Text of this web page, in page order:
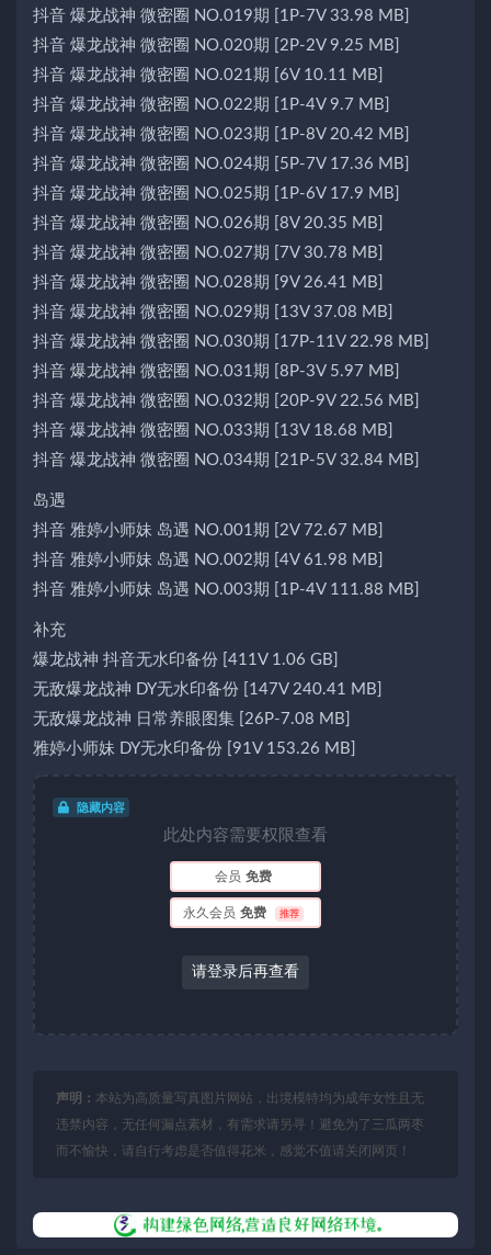
抖音 爆龙战神 微密圈 NO.019期 [1P-7V 33.98 MB]
抖音 爆龙战神 微密圈 NO.020期 [2P-2V 9.25 MB]
抖音 爆龙战神 微密圈 NO.021期 [6V 10.11 MB]
抖音 爆龙战神 微密圈 NO.022期 [1P-4V 9.7 MB]
抖音 爆龙战神 微密圈 NO.023期 [1P-8V 20.42 MB]
抖音 爆龙战神 微密圈 NO.024期 [5P-7V 17.36 MB]
抖音 爆龙战神 微密圈 NO.025期 [1P-6V 17.9 MB]
抖音 爆龙战神 微密圈 NO.026期 [8V 20.35 MB]
抖音 爆龙战神 微密圈 NO.027期 [7V 30.78 MB]
抖音 爆龙战神 微密圈 NO.028期 [9V 26.41 MB]
抖音 爆龙战神 微密圈 NO.029期 [13V 37.08 MB]
抖音 爆龙战神 微密圈 NO.030期 [17P-11V 22.98 MB]
抖音 爆龙战神 微密圈 NO.031期 [8P-3V 5.97 MB]
抖音 爆龙战神 微密圈 NO.032期 [20P-9V 22.56 MB]
抖音 爆龙战神 微密圈 NO.033期 [13V 18.68 MB]
抖音 爆龙战神 微密圈 NO.034期 [21P-5V 32.84 MB]
岛遇
抖音 雅婷小师妹 岛遇 NO.001期 [2V 72.67 MB]
抖音 雅婷小师妹 岛遇 NO.002期 [4V 61.98 MB]
抖音 雅婷小师妹 岛遇 NO.003期 [1P-4V 111.88 MB]
补充
爆龙战神 抖音无水印备份 [411V 1.06 GB]
无敌爆龙战神 DY无水印备份 [147V 240.41 MB]
无敌爆龙战神 日常养眼图集 [26P-7.08 MB]
雅婷小师妹 DY无水印备份 [91V 153.26 MB]
隐藏内容
此处内容需要权限查看
会员 免费
永久会员 免费 推荐
请登录后再查看
声明： 本站为高质量写真图片网站，出境模特均为成年女性且无
违禁内容，无任何漏点素材，有需求请另寻！避免为了三瓜两枣
而不愉快，请自行考虑是否值得花米，感觉不值请关闭网页！